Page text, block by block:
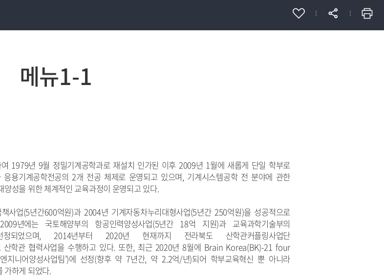
메뉴1-1
1979년 9월 정밀기계공학과로 재설치 인가된 이후 2009년 1월에 새롭게 단일 학부로
용기계공학전공의 2개 전공 체제로 운영되고 있으며, 기계시스템공학 전 분야에 관한
성을 위한 체계적인 교육과정이 운영되고 있다.
사업(5년간600억원)과 2004년 기계자동차누리대형사업(5년간 250억원)을 성공적으로
년에는 국토해양부의 항공인력양성사업(5년간 18억 지원)과 교육과학기술부의
되었으며, 2014년부터 2020년 현재까지 전라북도 산학관커플링사업단
산학관 협력사업을 수행하고 있다. 또한, 최근 2020년 8월에 Brain Korea(BK)-21 four
지니어양성사업팀’)에 선정(향후 약 7년간, 약 2.2억/년)되어 학부교육혁신 뿐 아니라
가하게 되었다.